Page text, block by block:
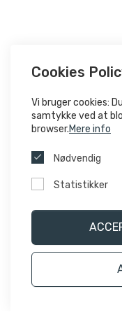
Cookies
Vi bruger cookies:
samtykke ved at
browser.Mere info
Nødvendig
Statistikker